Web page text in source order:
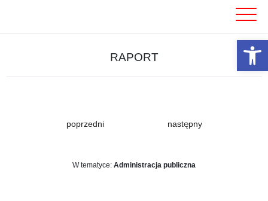
RAPORT
poprzedni następny
W tematyce: Administracja publiczna